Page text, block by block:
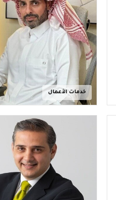
خدمات الأعمال